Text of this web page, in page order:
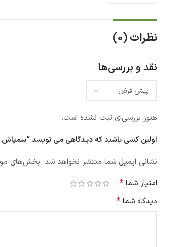
نظرات (0)
نقد و بررسی‌ها
هنوز بررسی‌ای ثبت نشده است.
اولین کسی باشید که دیدگاهی می نویسد “سمپاش 35 بار لوشانگ مدل LS-22”
نشانی ایمیل شما منتشر نخواهد شد. بخش‌های
امتیاز شما *
دیدگاه شما *